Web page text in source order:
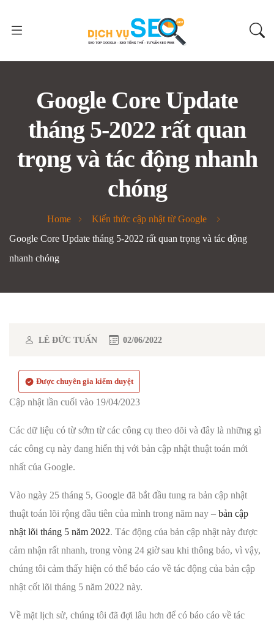
Google Core Update
tháng 5-2022 rất quan
trọng và tác động nhanh
chóng
Home
Kiến thức cập nhật từ Google
Google Core Update tháng 5-2022 rất quan trọng và tác động
nhanh chóng
LÊ ĐỨC TUẤN 02/06/2022
Được chuyên gia kiểm duyệt
Cập nhật lần cuối vào 19/04/2023
Các dữ liệu có từ sớm từ các công cụ theo dõi và đây là những gì
các công cụ này đang hiển thị với bản cập nhật thuật toán mới
nhất của Google.
Vào ngày 25 tháng 5, Google đã bắt đầu tung ra bản cập nhật
thuật toán lõi rộng đầu tiên của mình trong năm nay – bản cập
nhật lõi tháng 5 năm 2022. Tác động của bản cập nhật này được
cảm nhận rất nhanh, trong vòng 24 giờ sau khi thông báo, vì vậy,
chúng tôi cảm thấy hiện có thể báo cáo về tác động của bản cập
nhật cốt lõi tháng 5 năm 2022 này.
Về mặt lịch sử, chúng tôi đã đợi lâu hơn để có báo cáo về tác